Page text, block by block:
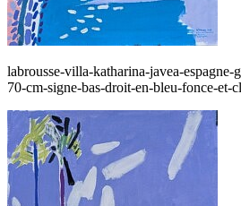
labrousse-villa-katharina-javea-espagne-
70-cm-signe-bas-droit-en-bleu-fonce-et-